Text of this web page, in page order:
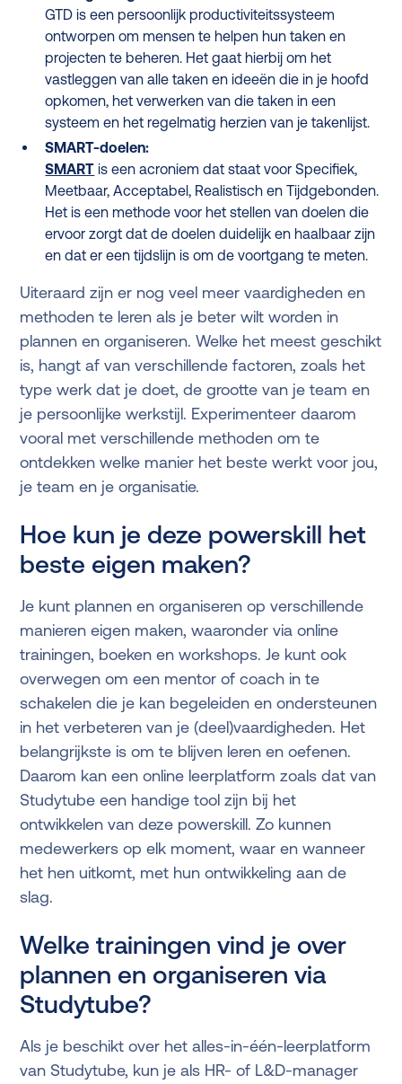
GTD is een persoonlijk productiviteitssysteem
ontworpen om mensen te helpen hun taken en
projecten te beheren. Het gaat hierbij om het
vastleggen van alle taken en ideeën die in je hoofd
opkomen, het verwerken van die taken in een
systeem en het regelmatig herzien van je takenlijst.
SMART-doelen:
SMART is een acroniem dat staat voor Specifiek,
Meetbaar, Acceptabel, Realistisch en Tijdgebonden.
Het is een methode voor het stellen van doelen die
ervoor zorgt dat de doelen duidelijk en haalbaar zijn
en dat er een tijdslijn is om de voortgang te meten.
Uiteraard zijn er nog veel meer vaardigheden en
methoden te leren als je beter wilt worden in
plannen en organiseren. Welke het meest geschikt
is, hangt af van verschillende factoren, zoals het
type werk dat je doet, de grootte van je team en
je persoonlijke werkstijl. Experimenteer daarom
vooral met verschillende methoden om te
ontdekken welke manier het beste werkt voor jou,
je team en je organisatie.
Hoe kun je deze powerskill het
beste eigen maken?
Je kunt plannen en organiseren op verschillende
manieren eigen maken, waaronder via online
trainingen, boeken en workshops. Je kunt ook
overwegen om een mentor of coach in te
schakelen die je kan begeleiden en ondersteunen
in het verbeteren van je (deel)vaardigheden. Het
belangrijkste is om te blijven leren en oefenen.
Daarom kan een online leerplatform zoals dat van
Studytube een handige tool zijn bij het
ontwikkelen van deze powerskill. Zo kunnen
medewerkers op elk moment, waar en wanneer
het hen uitkomt, met hun ontwikkeling aan de
slag.
Welke trainingen vind je over
plannen en organiseren via
Studytube?
Als je beschikt over het alles-in-één-leerplatform
van Studytube, kun je als HR- of L&D-manager